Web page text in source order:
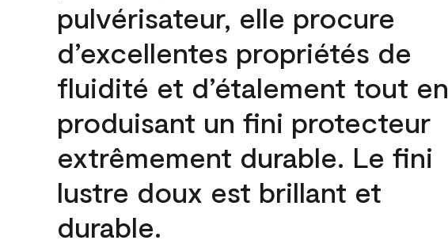
pulvérisateur, elle procure
d’excellentes propriétés de
fluidité et d’étalement tout en
produisant un fini protecteur
extrêmement durable. Le fini
lustre doux est brillant et
durable.